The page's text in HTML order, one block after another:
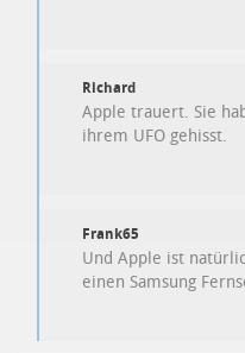
Richard
Apple trauert. Sie
ihrem UFO gehisst.
Frank65
Und Apple ist
einen Samsung